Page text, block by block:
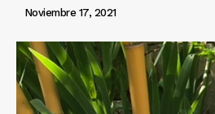
Noviembre 17, 2021